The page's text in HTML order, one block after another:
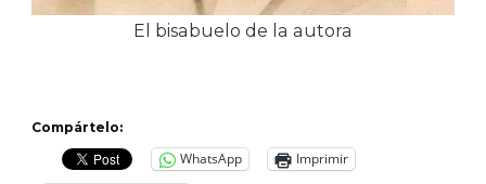
El bisabuelo de la autora
Compártelo:
WhatsApp
Imprimir